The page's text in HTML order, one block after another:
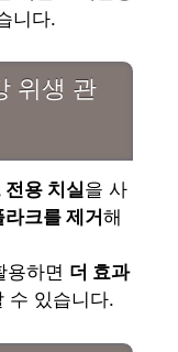
니다.
위생 관
용 치실을 사
크를 제거해
용하면 더 효과
수 있습니다.